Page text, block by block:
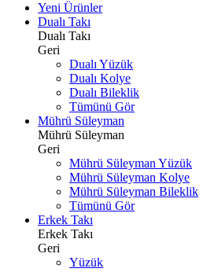
Yeni Ürünler
Dualı Takı
Dualı Takı
Geri
Dualı Yüzük
Dualı Kolye
Dualı Bileklik
Tümünü Gör
Mührü Süleyman
Mührü Süleyman
Geri
Mührü Süleyman Yüzük
Mührü Süleyman Kolye
Mührü Süleyman Bileklik
Tümünü Gör
Erkek Takı
Erkek Takı
Geri
Yüzük